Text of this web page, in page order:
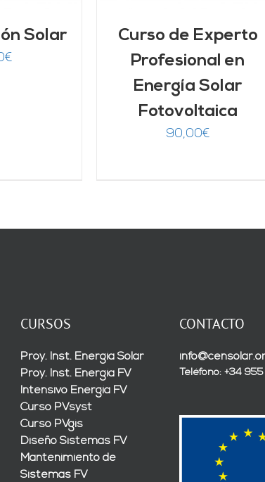
Solar
€
Curso de Experto
Profesional en
Energía Solar
Fotovoltaica
90,00€
CURSOS
Proy. Inst. Energía Solar
Proy. Inst. Energía FV
Intensivo Energía FV
Curso PVsyst
Curso PVgis
Diseño Sistemas FV
Mantenimiento de
Sistemas FV
CONTACTO
Teléfono: +34